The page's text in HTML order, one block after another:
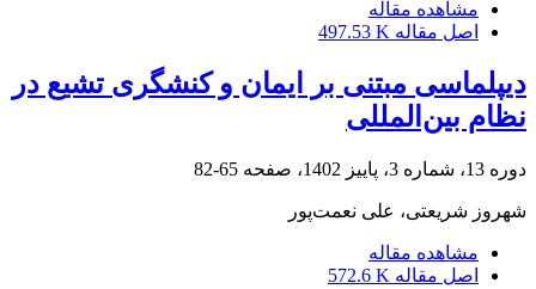
مشاهده مقاله
اصل مقاله 497.53 K
دیپلماسی مبتنی‌ بر ایمان و کنشگری تشیع در
نظام ‌بین‌المللی
دوره 13، شماره 3، پاییز 1402، صفحه 65-82
شهروز شریعتی، علی نعمت‌پور
مشاهده مقاله
اصل مقاله 572.6 K